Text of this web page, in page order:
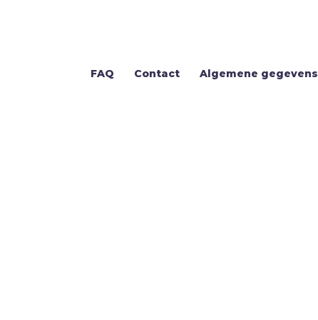
FAQ Contact Algemene gegevens